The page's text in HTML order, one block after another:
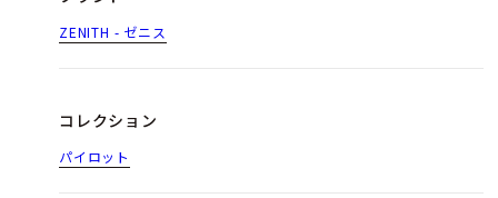
ZENITH - ゼニス
コレクション
パイロット